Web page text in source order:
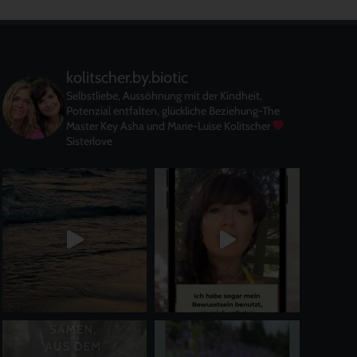
kolitscher.by.biotic
Selbstliebe, Aussöhnung mit der Kindheit,
Potenzial entfalten, glückliche Beziehung-The
Master KeyAsha und Marie-Luise Kolitscher
Sisterlove